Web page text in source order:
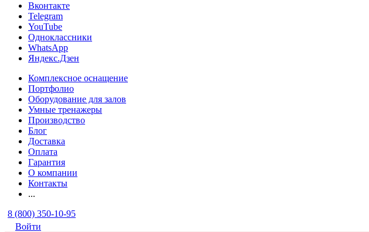
Вконтакте
Telegram
YouTube
Одноклассники
WhatsApp
Яндекс.Дзен
Комплексное оснащение
Портфолио
Оборудование для залов
Умные тренажеры
Производство
Блог
Доставка
Оплата
Гарантия
О компании
Контакты
...
8 (800) 350-10-95
Войти